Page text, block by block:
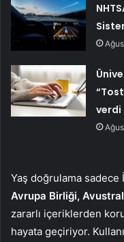
verdi
Yaş doğrulama sadece
Avrupa Birliği,
zararlı içeriklerden
hayata geçiriyor.